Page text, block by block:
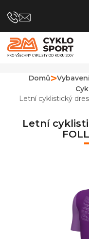
na
Domů
Letní cyklistický
Letní